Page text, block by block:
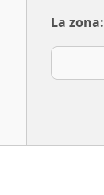
La zona: